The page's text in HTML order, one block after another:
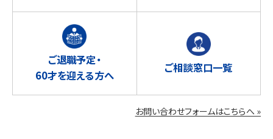
ご退職予定・
60才を迎える方へ
ご相談窓口一覧
お問い合わせフォームはこちらへ »